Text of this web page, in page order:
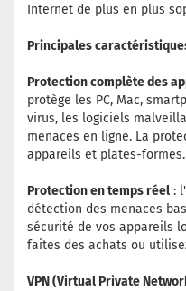
Internet de plus en plus
Principales
Protection complète des
protège les PC, Mac,
virus, les logiciels
menaces en ligne. La
appareils et plates-formes.
Protection en temps réel :
détection des menaces
sécurité de vos appareils
faites des achats ou
VPN (Virtual Private